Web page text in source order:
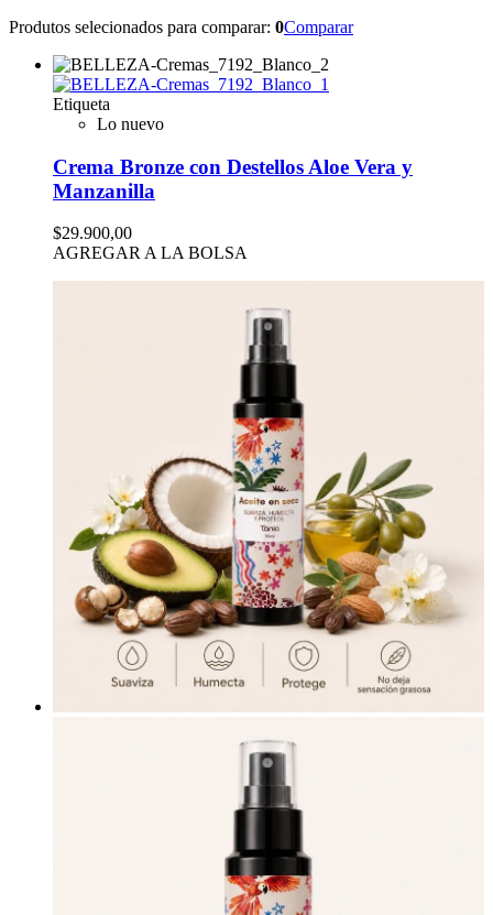
Produtos selecionados para comparar: 0Comparar
Etiqueta
Lo nuevo
Crema Bronze con Destellos Aloe Vera y
Manzanilla
$29.900,00
AGREGAR A LA BOLSA